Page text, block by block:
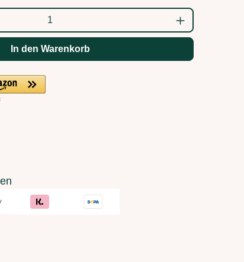
Gib den gewünschten Wert ein
In den Warenkorb